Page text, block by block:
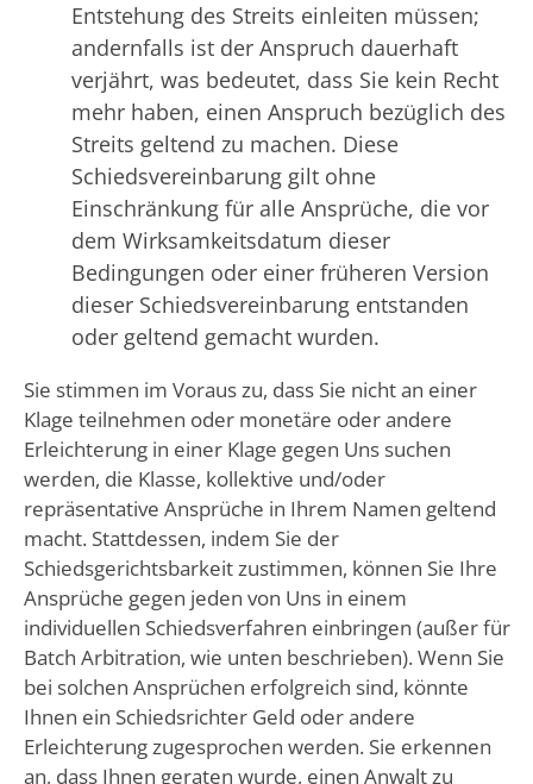
Entstehung des Streits einleiten müssen;
andernfalls ist der Anspruch dauerhaft
verjährt, was bedeutet, dass Sie kein Recht
mehr haben, einen Anspruch bezüglich des
Streits geltend zu machen. Diese
Schiedsvereinbarung gilt ohne
Einschränkung für alle Ansprüche, die vor
dem Wirksamkeitsdatum dieser
Bedingungen oder einer früheren Version
dieser Schiedsvereinbarung entstanden
oder geltend gemacht wurden.
Sie stimmen im Voraus zu, dass Sie nicht an einer
Klage teilnehmen oder monetäre oder andere
Erleichterung in einer Klage gegen Uns suchen
werden, die Klasse, kollektive und/oder
repräsentative Ansprüche in Ihrem Namen geltend
macht. Stattdessen, indem Sie der
Schiedsgerichtsbarkeit zustimmen, können Sie Ihre
Ansprüche gegen jeden von Uns in einem
individuellen Schiedsverfahren einbringen (außer für
Batch Arbitration, wie unten beschrieben). Wenn Sie
bei solchen Ansprüchen erfolgreich sind, könnte
Ihnen ein Schiedsrichter Geld oder andere
Erleichterung zugesprochen werden. Sie erkennen
an, dass Ihnen geraten wurde, einen Anwalt zu